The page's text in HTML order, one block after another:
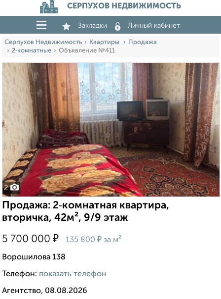
СЕРПУХОВ НЕДВИЖИМОСТЬ
Закладки Личный кабинет
Серпухов Недвижимость Квартиры
Продажа
2‑комнатные
Объявление №411
2
Продажа: 2‑комнатная квартира,
вторичка, 42м², 9/9 этаж
5 700 000 ₽ 135 800 ₽ за м²
Ворошилова 138
Телефон: показать телефон
Агентство, 08.08.2026